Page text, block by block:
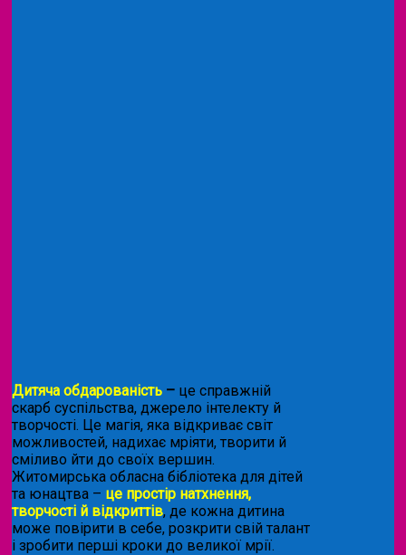
Дитяча обдарованість – це справжній
скарб суспільства, джерело інтелекту й
творчості. Це магія, яка відкриває світ
можливостей, надихає мріяти, творити й
сміливо йти до своїх вершин.
Житомирська обласна бібліотека для дітей
та юнацтва – це простір натхнення,
творчості й відкриттів, де кожна дитина
може повірити в себе, розкрити свій талант
і зробити перші кроки до великої мрії.